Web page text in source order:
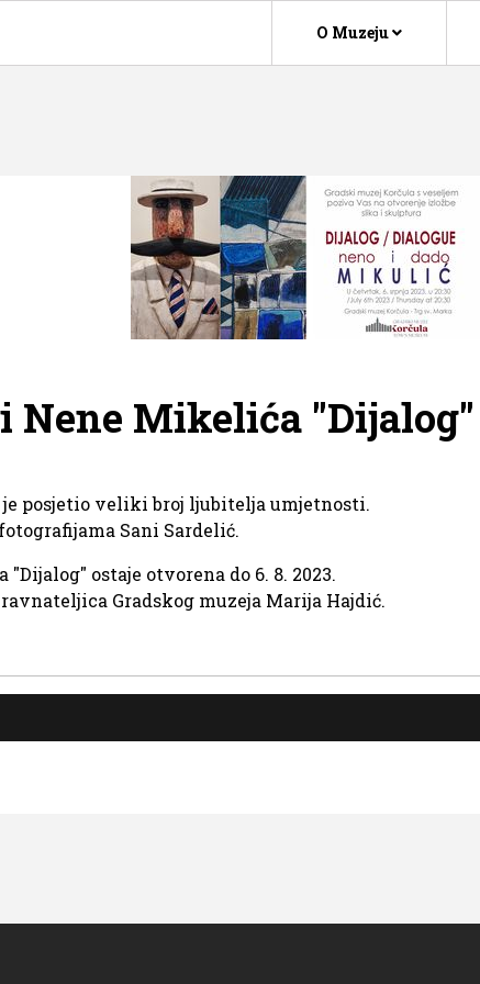
O Muzeju
Nene Mikelića "Dijalog"
je posjetio veliki broj ljubitelja umjetnosti.
Sani Sardelić.
ostaje otvorena do 6. 8. 2023.
Gradskog muzeja Marija Hajdić.